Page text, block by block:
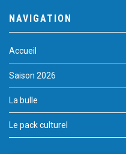
NAVIGATION
Accueil
Saison 2026
La bulle
Le pack culturel